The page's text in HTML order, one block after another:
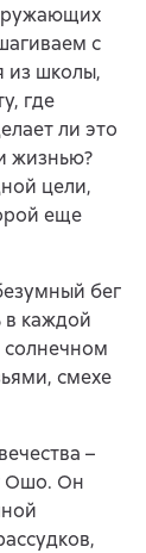
с
из школы,
где
ли это
жизнью?
цели,
еще
бег
в каждой
смехе
–
Ошо. Он